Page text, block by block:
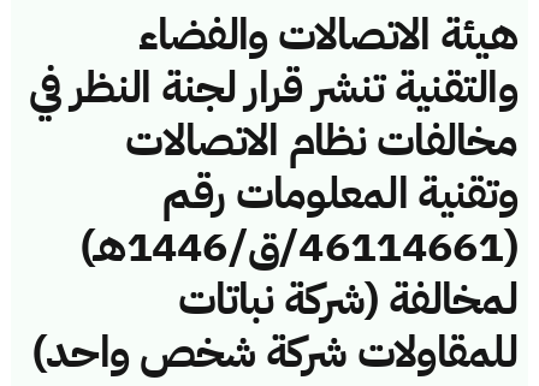
هيئة الاتصالات والفضاء
والتقنية تنشر قرار لجنة النظر في
مخالفات نظام الاتصالات
وتقنية المعلومات رقم
(46114661/ق/1446هـ)
لمخالفة (شركة نباتات
للمقاولات شركة شخص واحد)